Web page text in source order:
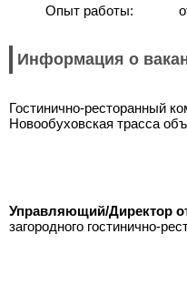
Опыт работы:
Информация о
Гостинично-ресторанный
Новообуховская трасса
Управляющий/Директор
загородного гостинично-